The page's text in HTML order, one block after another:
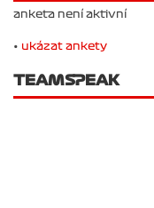
anketa není aktivní
• ukázat ankety
TEAMSPEAK